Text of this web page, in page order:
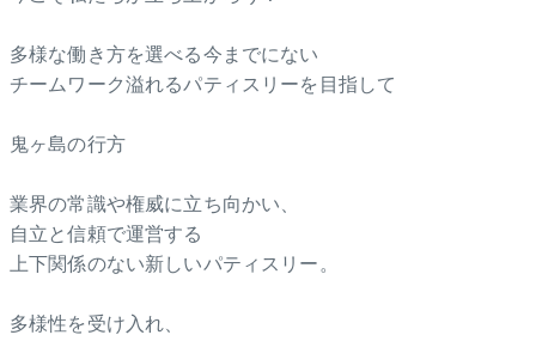
多様な働き方を選べる今までにない
チームワーク溢れるパティスリーを目指して
鬼ヶ島の行方
業界の常識や権威に立ち向かい、
自立と信頼で運営する
上下関係のない新しいパティスリー。
多様性を受け入れ、